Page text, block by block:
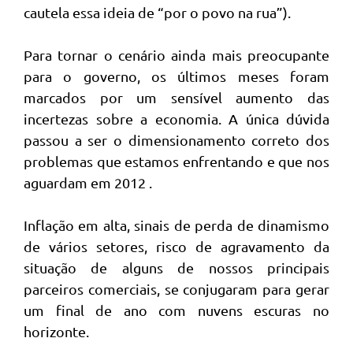
cautela essa ideia de “por o povo na rua”).
Para tornar o cenário ainda mais preocupante
para o governo, os últimos meses foram
marcados por um sensível aumento das
incertezas sobre a economia. A única dúvida
passou a ser o dimensionamento correto dos
problemas que estamos enfrentando e que nos
aguardam em 2012 .
Inflação em alta, sinais de perda de dinamismo
de vários setores, risco de agravamento da
situação de alguns de nossos principais
parceiros comerciais, se conjugaram para gerar
um final de ano com nuvens escuras no
horizonte.